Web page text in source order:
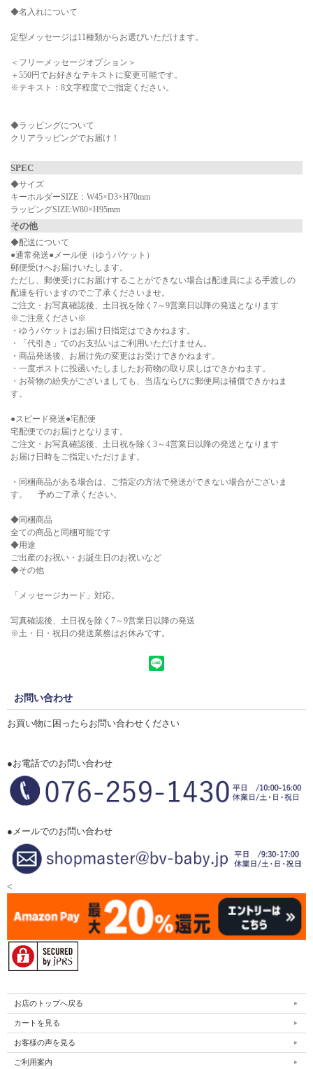
◆名入れについて
定型メッセージは11種類からお選びいただけます。
＜フリーメッセージオプション＞
＋550円でお好きなテキストに変更可能です。
※テキスト：8文字程度でご指定ください。
◆ラッピングについて
クリアラッピングでお届け！
SPEC
◆サイズ
キーホルダーSIZE：W45×D3×H70mm
ラッピングSIZE:W80×H95mm
その他
◆配送について
●通常発送●メール便（ゆうパケット）
郵便受けへお届けいたします。
ただし、郵便受けにお届けすることができない場合は配達員による手渡しの
配達を行いますのでご了承くださいませ。
ご注文・お写真確認後、土日祝を除く7～9営業日以降の発送となります
※ご注意ください※
・ゆうパケットはお届け日指定はできかねます。
・「代引き」でのお支払いはご利用いただけません。
・商品発送後、お届け先の変更はお受けできかねます。
・一度ポストに投函いたしましたお荷物の取り戻しはできかねます。
・お荷物の紛失がございましても、当店ならびに郵便局は補償できかねま
す。
●スピード発送●宅配便
宅配便でのお届けとなります。
ご注文・お写真確認後、土日祝を除く3～4営業日以降の発送となります
お届け日時をご指定いただけます。
・同梱商品がある場合は、ご指定の方法で発送ができない場合がございま
す。 予めご了承ください。
◆同梱商品
全ての商品と同梱可能です
◆用途
ご出産のお祝い・お誕生日のお祝いなど
◆その他
「メッセージカード」対応。
写真確認後、土日祝を除く7～9営業日以降の発送
※土・日・祝日の発送業務はお休みです。
お問い合わせ
お買い物に困ったらお問い合わせください
●お電話でのお問い合わせ
●メールでのお問い合わせ
<
お店のトップへ戻る
カートを見る
お客様の声を見る
ご利用案内